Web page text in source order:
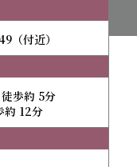
（付近）
歩約 5分
約 12分